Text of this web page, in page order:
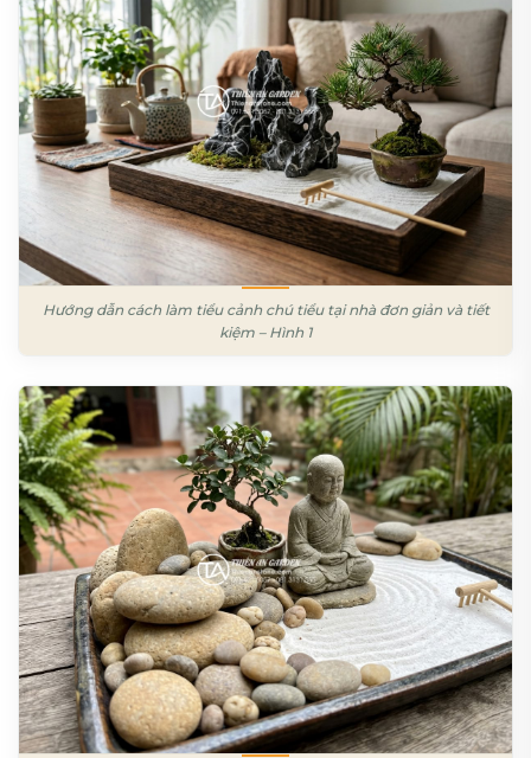
Hướng dẫn cách làm tiểu cảnh chú tiểu tại nhà đơn giản và tiết
kiệm – Hình 1